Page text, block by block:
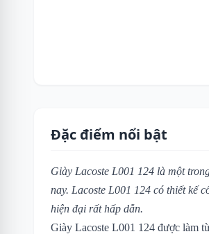
Đặc điểm nổi bật
Giày Lacoste L001 124 là một
nay. Lacoste L001 124 có thiết kế
hiện đại rất hấp dẫn.
Giày Lacoste L001 124 được làm